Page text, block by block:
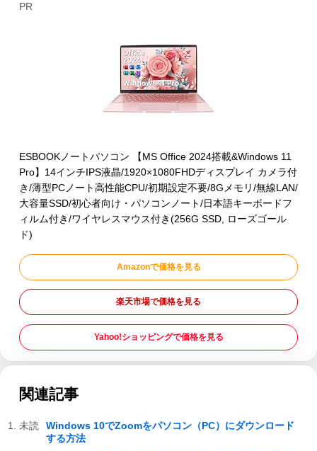
PR
ESBOOKノートパソコン 【MS Office 2024搭載&Windows 11
Pro】14インチIPS液晶/1920×1080FHDディスプレイ カメラ付
き/薄型PCノート高性能CPU/初期設定不要/8Gメモリ/無線LAN/
大容量SSD/初心者向け・パソコンノート/日本語キーボードフ
ィルム付き/ワイヤレスマウス付き(256G SSD, ローズゴール
ド)
Amazonで価格を見る
楽天市場で価格を見る
Yahoo!ショッピングで価格を見る
関連記事
Windows 10でZoomをパソコン（PC）にダウンロード
する方法